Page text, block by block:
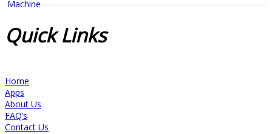
QuickLinks
Home
Apps
About Us
FAQ’s
Contact Us